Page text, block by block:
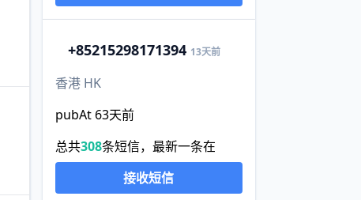
+85215298171394 13天前
香港 HK
pubAt 63天前
总共308条短信，最新一条在
接收短信